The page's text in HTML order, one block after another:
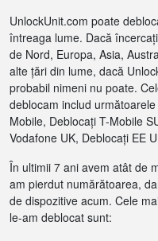
UnlockUnit.com poate
întreaga lume. Dacă
de Nord, Europa, Asia,
alte țări din lume, dacă
probabil nimeni nu poate.
deblocam includ
Mobile, Deblocați T-Mobile
Vodafone UK, Deblocați EE
În ultimii 7 ani avem atât de
am pierdut numărătoarea,
de dispozitive acum. Cele
le-am deblocat sunt: